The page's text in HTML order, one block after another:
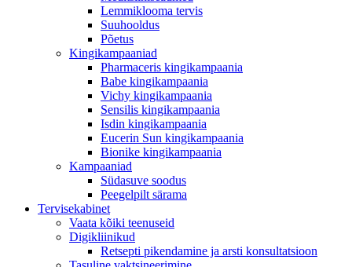
Lemmiklooma tervis
Suuhooldus
Põetus
Kingikampaaniad
Pharmaceris kingikampaania
Babe kingikampaania
Vichy kingikampaania
Sensilis kingikampaania
Isdin kingikampaania
Eucerin Sun kingikampaania
Bionike kingikampaania
Kampaaniad
Südasuve soodus
Peegelpilt särama
Tervisekabinet
Vaata kõiki teenuseid
Digikliinikud
Retsepti pikendamine ja arsti konsultatsioon